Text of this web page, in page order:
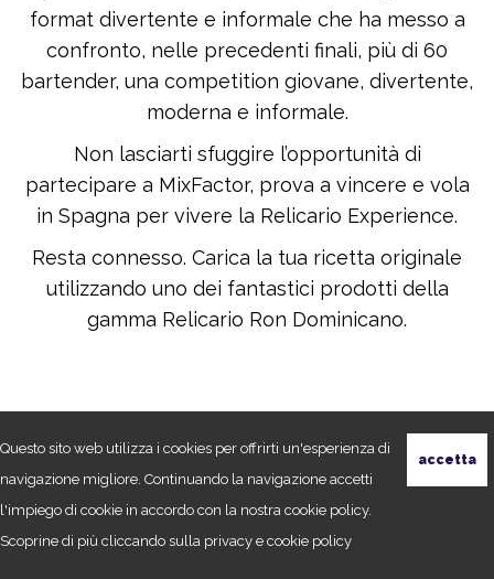
Questo sito web utilizza i cookies per offrirti un'esperienza di
navigazione migliore. Continuando la navigazione accetti
l'impiego di cookie in accordo con la nostra cookie policy.
Scoprine di più cliccando sulla privacy e cookie policy
format divertente e informale che ha messo a
confronto, nelle precedenti finali, più di 60
bartender, una competition giovane, divertente,
moderna e informale.
Non lasciarti sfuggire l’opportunità di
partecipare a MixFactor, prova a vincere e vola
in Spagna per vivere la Relicario Experience.
Resta connesso. Carica la tua ricetta originale
utilizzando uno dei fantastici prodotti della
gamma Relicario Ron Dominicano.